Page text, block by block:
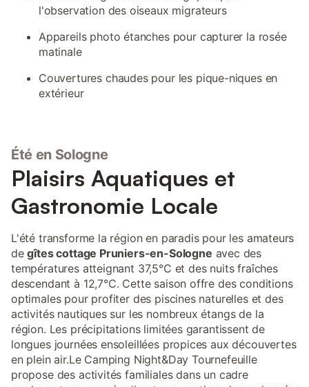
l'observation des oiseaux migrateurs
Appareils photo étanches pour capturer la rosée
matinale
Couvertures chaudes pour les pique-niques en
extérieur
Été en Sologne
Plaisirs Aquatiques et
Gastronomie Locale
L'été transforme la région en paradis pour les amateurs
degîtes cottage Pruniers-en-Sologne avec des
températures atteignant 37,5°C et des nuits fraîches
descendant à 12,7°C. Cette saison offre des conditions
optimales pour profiter des piscines naturelles et des
activités nautiques sur les nombreux étangs de la
région. Les précipitations limitées garantissent de
longues journées ensoleillées propices aux découvertes
en plein air.Le Camping Night&Day Tournefeuille
propose des activités familiales dans un cadre